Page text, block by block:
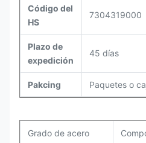
Código del
HS
7304319000
Plazo de
expedición
45 días
Pakcing Paquetes o
Grado de acero